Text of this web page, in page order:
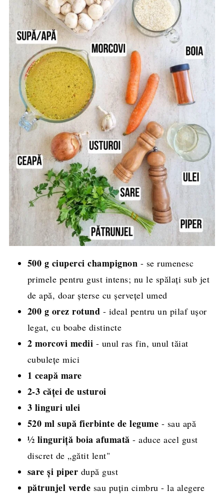
500 g ciuperci champignon - se rumenesc
primele pentru gust intens; nu le spălați sub jet
de apă, doar șterse cu șervețel umed
200 g orez rotund - ideal pentru un pilaf ușor
legat, cu boabe distincte
2 morcovi medii - unul ras fin, unul tăiat
cubulețe mici
1 ceapă mare
2-3 căței de usturoi
3 linguri ulei
520 ml supă fierbinte de legume - sau apă
½ linguriță boia afumată - aduce acel gust
discret de „gătit lent"
sare și piper după gust
pătrunjel verde sau puțin cimbru - la alegere